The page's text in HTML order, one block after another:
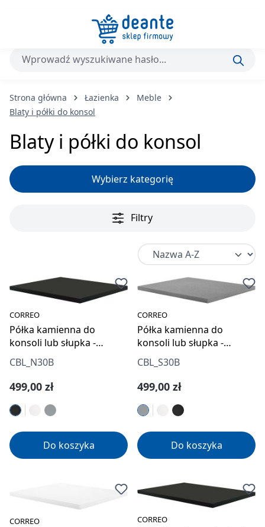
Przejdź do głównej zawartości
Strona główna Łazienka
Meble
Blaty i półki do konsol
Blaty i półki do konsol
Wybierz kategorię
Filtry
CORREO
Półka kamienna do
konsoli lub słupka -
system modułowy
CBL_N30B
Cena regularna:
499,00 zł
Do koszyka
CORREO
Półka kamienna do
konsoli lub słupka -
system modułowy
CBL_S30B
Cena regularna:
499,00 zł
Do koszyka
CORREO CORREO